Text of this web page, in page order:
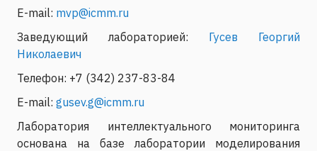
E-mail: mvp@icmm.ru
Заведующий лабораторией: Гусев Георгий
Николаевич
Телефон: +7 (342) 237-83-84
E-mail: gusev.g@icmm.ru
Лаборатория интеллектуального мониторинга
основана на базе лаборатории моделирования